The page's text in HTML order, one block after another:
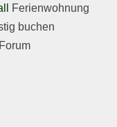
Ferienwohnung
buchen